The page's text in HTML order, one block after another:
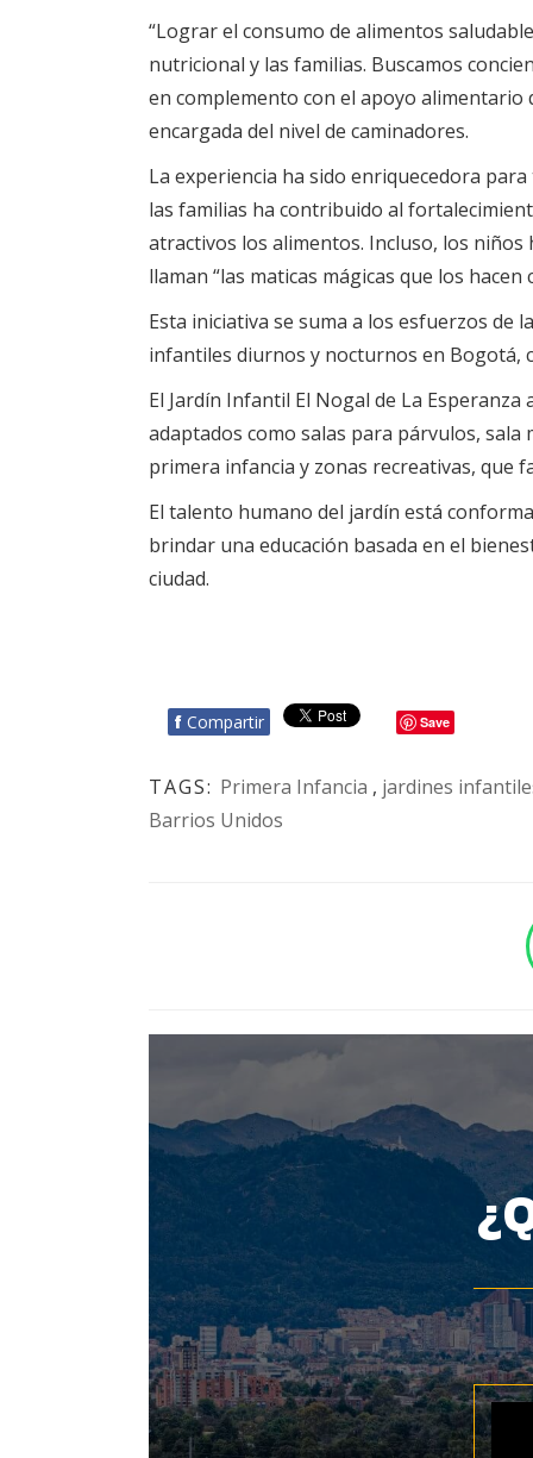
“Lograr el consumo de alimentos
nutricional y las familias. Buscamos
en complemento con el apoyo alimentario
encargada del nivel de caminadores.
La experiencia ha sido enriquecedora
las familias ha contribuido al
atractivos los alimentos. Incluso, los niños
llaman “las maticas mágicas que los hacen
Esta iniciativa se suma a los esfuerzos de
infantiles diurnos y nocturnos en Bogotá,
El Jardín Infantil El Nogal de La
adaptados como salas para párvulos,
primera infancia y zonas recreativas, que
El talento humano del jardín está
brindar una educación basada en el
ciudad.
f Compartir Save
TAGS: Primera Infancia , jardines
Barrios Unidos